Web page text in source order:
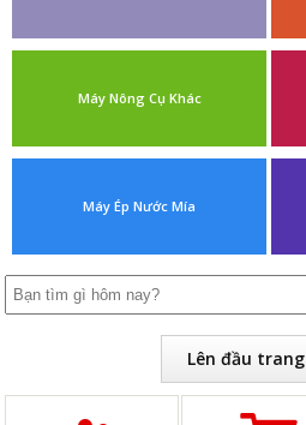
Máy Nông Cụ Khác
Máy Ép Nước Mía
Lên đầu trang